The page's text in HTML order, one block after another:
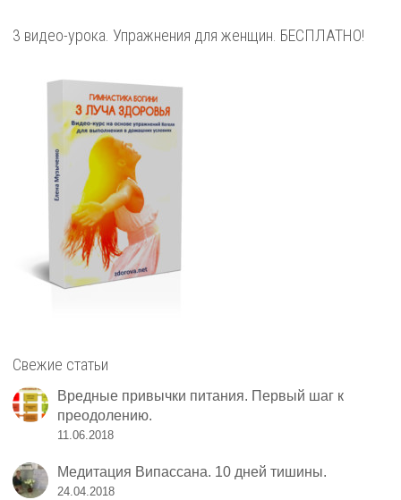
3 видео-урока. Упражнения для женщин. БЕСПЛАТНО!
Свежие статьи
Вредные привычки питания. Первый шаг к
преодолению.
11.06.2018
Медитация Випассана. 10 дней тишины.
24.04.2018